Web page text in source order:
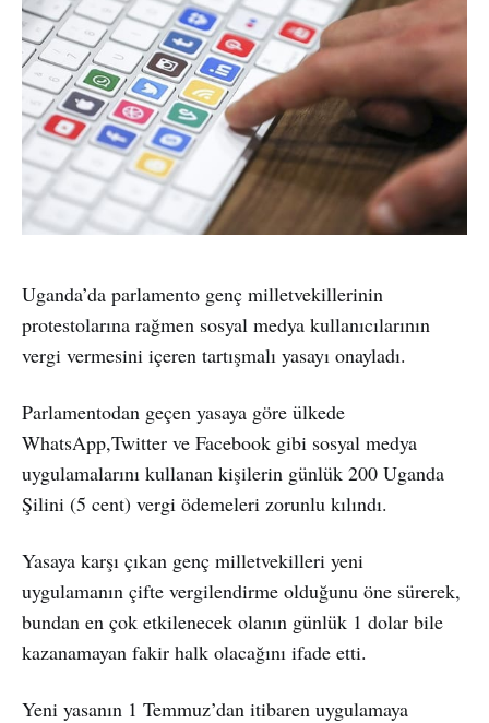
Uganda’da parlamento genç milletvekillerinin
protestolarına rağmen sosyal medya kullanıcılarının
vergi vermesini içeren tartışmalı yasayı onayladı.
Parlamentodan geçen yasaya göre ülkede
WhatsApp,Twitter ve Facebook gibi sosyal medya
uygulamalarını kullanan kişilerin günlük 200 Uganda
Şilini (5 cent) vergi ödemeleri zorunlu kılındı.
Yasaya karşı çıkan genç milletvekilleri yeni
uygulamanın çifte vergilendirme olduğunu öne sürerek,
bundan en çok etkilenecek olanın günlük 1 dolar bile
kazanamayan fakir halk olacağını ifade etti.
Yeni yasanın 1 Temmuz’dan itibaren uygulamaya